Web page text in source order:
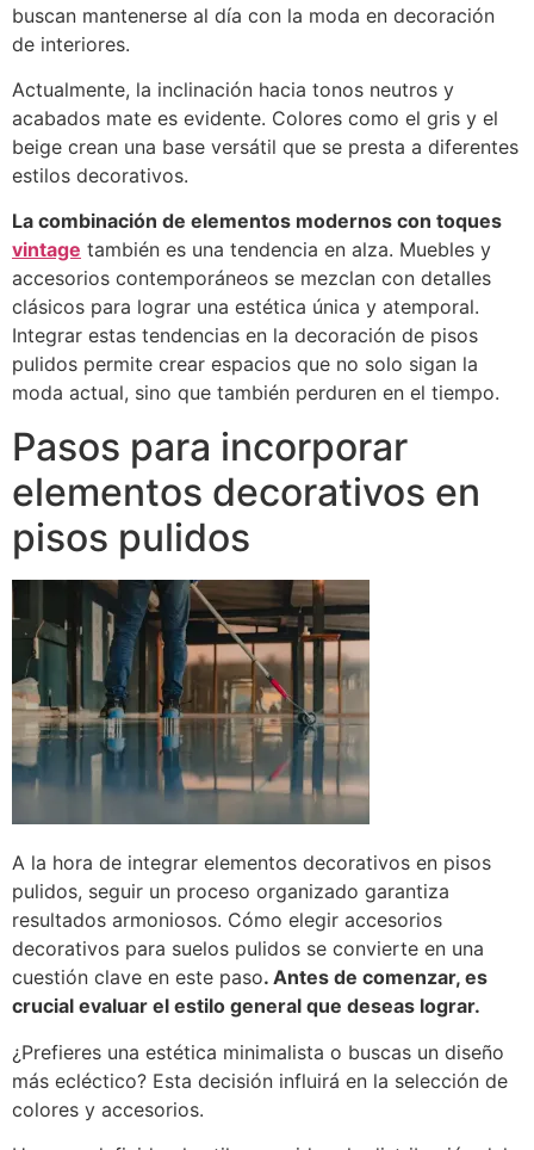
buscan mantenerse al día con la moda en decoración
de interiores.
Actualmente, la inclinación hacia tonos neutros y
acabados mate es evidente. Colores como el gris y el
beige crean una base versátil que se presta a diferentes
estilos decorativos.
La combinación de elementos modernos con toques
vintage también es una tendencia en alza. Muebles y
accesorios contemporáneos se mezclan con detalles
clásicos para lograr una estética única y atemporal.
Integrar estas tendencias en la decoración de pisos
pulidos permite crear espacios que no solo sigan la
moda actual, sino que también perduren en el tiempo.
Pasos para incorporar
elementos decorativos en
pisos pulidos
A la hora de integrar elementos decorativos en pisos
pulidos, seguir un proceso organizado garantiza
resultados armoniosos. Cómo elegir accesorios
decorativos para suelos pulidos se convierte en una
cuestión clave en este paso. Antes de comenzar, es
crucial evaluar el estilo general que deseas lograr.
¿Prefieres una estética minimalista o buscas un diseño
más ecléctico? Esta decisión influirá en la selección de
colores y accesorios.